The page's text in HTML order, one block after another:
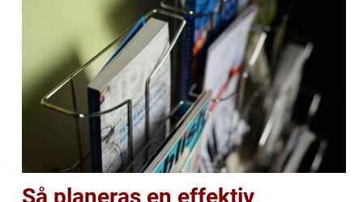
Så planeras en effektiv